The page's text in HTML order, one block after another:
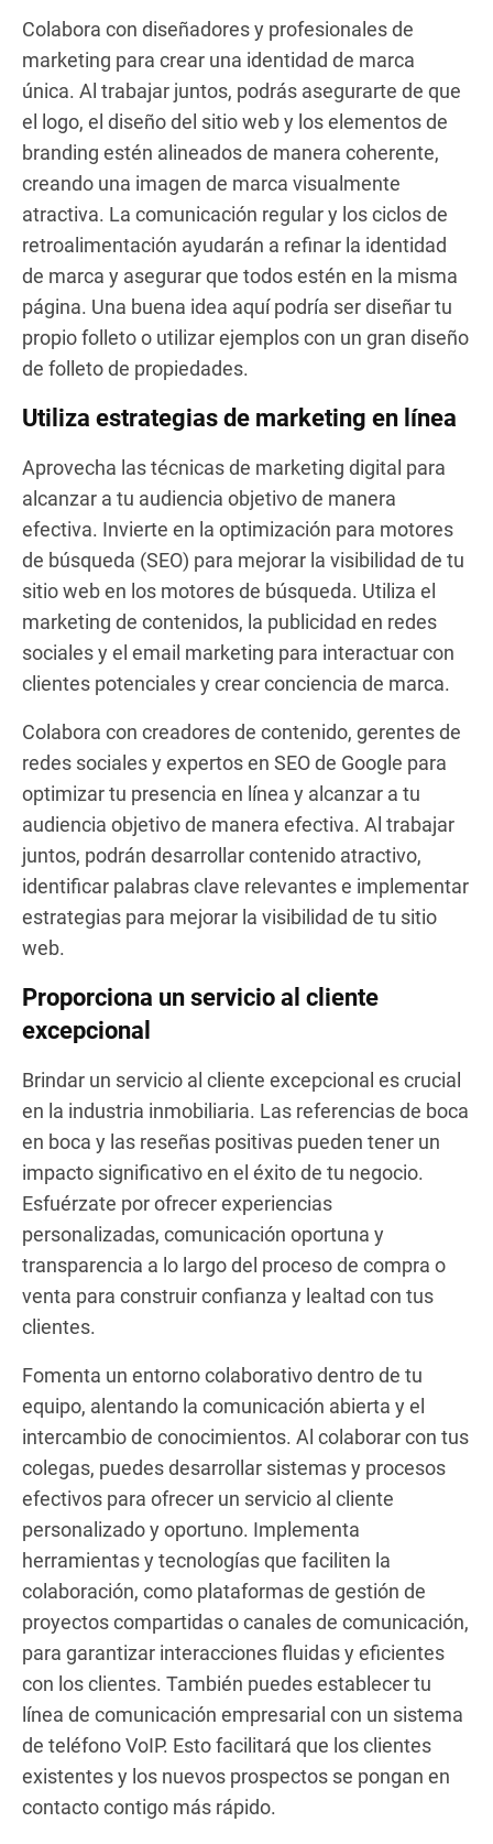
Colabora con diseñadores y profesionales de
marketing para crear una identidad de marca
única. Al trabajar juntos, podrás asegurarte de que
el logo, el diseño del sitio web y los elementos de
branding estén alineados de manera coherente,
creando una imagen de marca visualmente
atractiva. La comunicación regular y los ciclos de
retroalimentación ayudarán a refinar la identidad
de marca y asegurar que todos estén en la misma
página. Una buena idea aquí podría ser diseñar tu
propio folleto o utilizar ejemplos con un gran diseño
de folleto de propiedades.
Utiliza estrategias de marketing en línea
Aprovecha las técnicas de marketing digital para
alcanzar a tu audiencia objetivo de manera
efectiva. Invierte en la optimización para motores
de búsqueda (SEO) para mejorar la visibilidad de tu
sitio web en los motores de búsqueda. Utiliza el
marketing de contenidos, la publicidad en redes
sociales y el email marketing para interactuar con
clientes potenciales y crear conciencia de marca.
Colabora con creadores de contenido, gerentes de
redes sociales y expertos en SEO de Google para
optimizar tu presencia en línea y alcanzar a tu
audiencia objetivo de manera efectiva. Al trabajar
juntos, podrán desarrollar contenido atractivo,
identificar palabras clave relevantes e implementar
estrategias para mejorar la visibilidad de tu sitio
web.
Proporciona un servicio al cliente
excepcional
Brindar un servicio al cliente excepcional es crucial
en la industria inmobiliaria. Las referencias de boca
en boca y las reseñas positivas pueden tener un
impacto significativo en el éxito de tu negocio.
Esfuérzate por ofrecer experiencias
personalizadas, comunicación oportuna y
transparencia a lo largo del proceso de compra o
venta para construir confianza y lealtad con tus
clientes.
Fomenta un entorno colaborativo dentro de tu
equipo, alentando la comunicación abierta y el
intercambio de conocimientos. Al colaborar con tus
colegas, puedes desarrollar sistemas y procesos
efectivos para ofrecer un servicio al cliente
personalizado y oportuno. Implementa
herramientas y tecnologías que faciliten la
colaboración, como plataformas de gestión de
proyectos compartidas o canales de comunicación,
para garantizar interacciones fluidas y eficientes
con los clientes. También puedes establecer tu
línea de comunicación empresarial con un sistema
de teléfono VoIP. Esto facilitará que los clientes
existentes y los nuevos prospectos se pongan en
contacto contigo más rápido.